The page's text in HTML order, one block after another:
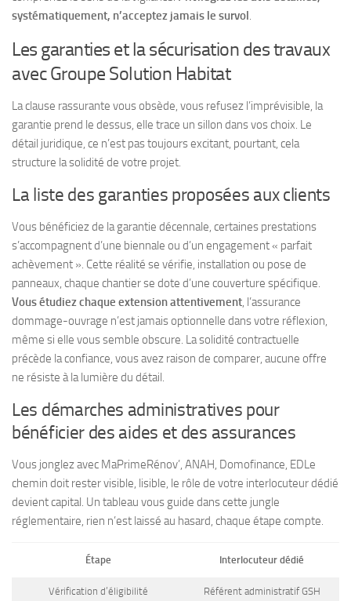
systématiquement, n’acceptez jamais le survol.
Les garanties et la sécurisation des travaux
avec Groupe Solution Habitat
La clause rassurante vous obsède, vous refusez l’imprévisible, la
garantie prend le dessus, elle trace un sillon dans vos choix. Le
détail juridique, ce n’est pas toujours excitant, pourtant, cela
structure la solidité de votre projet.
La liste des garanties proposées aux clients
Vous bénéficiez de la garantie décennale, certaines prestations
s’accompagnent d’une biennale ou d’un engagement « parfait
achèvement ». Cette réalité se vérifie, installation ou pose de
panneaux, chaque chantier se dote d’une couverture spécifique.
Vous étudiez chaque extension attentivement, l’assurance
dommage-ouvrage n’est jamais optionnelle dans votre réflexion,
même si elle vous semble obscure. La solidité contractuelle
précède la confiance, vous avez raison de comparer, aucune offre
ne résiste à la lumière du détail.
Les démarches administratives pour
bénéficier des aides et des assurances
Vous jonglez avec MaPrimeRénov’, ANAH, Domofinance, EDLe
chemin doit rester visible, lisible, le rôle de votre interlocuteur dédié
devient capital. Un tableau vous guide dans cette jungle
réglementaire, rien n’est laissé au hasard, chaque étape compte.
Étape Interlocuteur dédié
Vérification d’éligibilité Référent administratif GSH